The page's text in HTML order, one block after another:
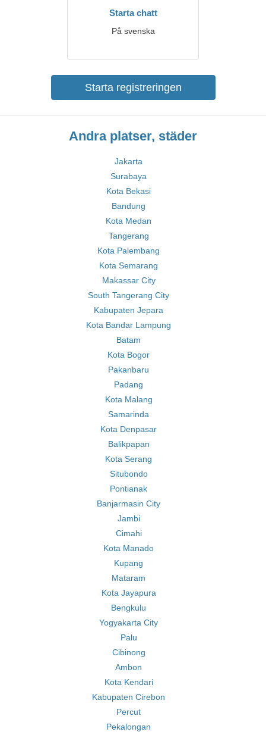
Starta chatt
På svenska
Starta registreringen
Andra platser, städer
Jakarta
Surabaya
Kota Bekasi
Bandung
Kota Medan
Tangerang
Kota Palembang
Kota Semarang
Makassar City
South Tangerang City
Kabupaten Jepara
Kota Bandar Lampung
Batam
Kota Bogor
Pakanbaru
Padang
Kota Malang
Samarinda
Kota Denpasar
Balikpapan
Kota Serang
Situbondo
Pontianak
Banjarmasin City
Jambi
Cimahi
Kota Manado
Kupang
Mataram
Kota Jayapura
Bengkulu
Yogyakarta City
Palu
Cibinong
Ambon
Kota Kendari
Kabupaten Cirebon
Percut
Pekalongan